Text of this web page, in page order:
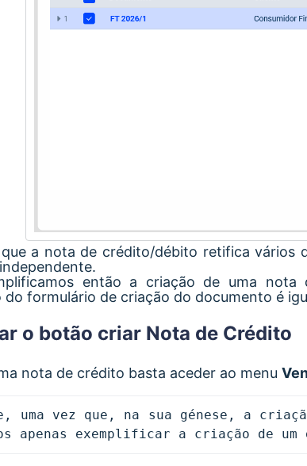
a nota de crédito/débito retifica vários
então a criação de uma
formulário de criação do documento é
o botão criar Nota de Crédito
nota de crédito basta aceder ao menu
uma vez que, na sua génese, a
apenas exemplificar a criação de um